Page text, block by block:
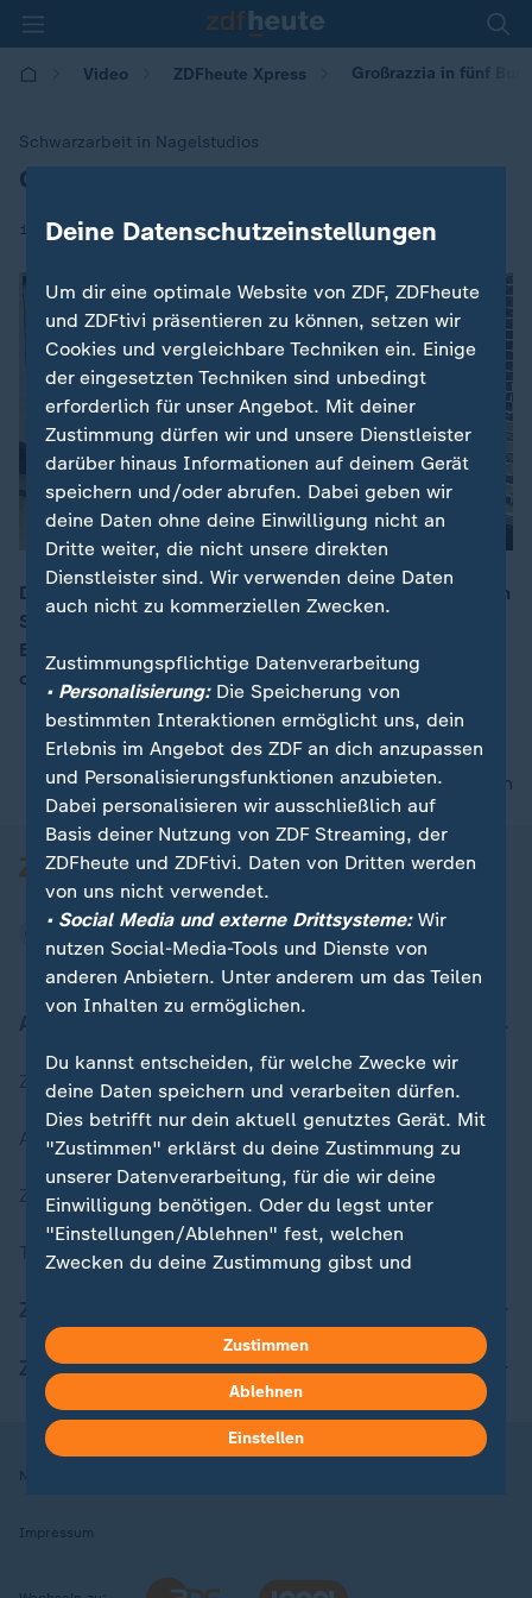
Video ZDFheute Xpress Großrazzia in fünf
Schwarzarbeit in Nagelstudios
:
Großrazzia in fünf Bundesländern
14.01.2026 | 21:43
Die Behörden gehen in mehreren Bundesländern gegen
Schwarzarbeit in Nagelstudios vor. Ein 56-jähriger
Betreiber soll dort vietnamesische Staatsangehörige
ohne Arbeitserlaubnis beschäftigt haben.
nach oben
Zuletzt veröffentlicht
Aktuelle Sendungs-Videos
ZDFheute Stories
Themen im Überblick
ZDFheute Apps
Nutzungsbedingungen
Impressum
Deine Datenschutzeinstellungen
Um dir eine optimale Website von ZDF, ZDFheute
und ZDFtivi präsentieren zu können, setzen wir
Cookies und vergleichbare Techniken ein. Einige
der eingesetzten Techniken sind unbedingt
erforderlich für unser Angebot. Mit deiner
Zustimmung dürfen wir und unsere Dienstleister
darüber hinaus Informationen auf deinem Gerät
speichern und/oder abrufen. Dabei geben wir
deine Daten ohne deine Einwilligung nicht an
Dritte weiter, die nicht unsere direkten
Dienstleister sind. Wir verwenden deine Daten
auch nicht zu kommerziellen Zwecken.
Zustimmungspflichtige Datenverarbeitung
• Personalisierung:Die Speicherung von
bestimmten Interaktionen ermöglicht uns, dein
Erlebnis im Angebot des ZDF an dich anzupassen
und Personalisierungsfunktionen anzubieten.
Dabei personalisieren wir ausschließlich auf
Basis deiner Nutzung von ZDF Streaming, der
ZDFheute und ZDFtivi. Daten von Dritten werden
von uns nicht verwendet.
• Social Media und externe Drittsysteme:Wir
nutzen Social-Media-Tools und Dienste von
anderen Anbietern. Unter anderem um das Teilen
von Inhalten zu ermöglichen.
Du kannst entscheiden, für welche Zwecke wir
deine Daten speichern und verarbeiten dürfen.
Dies betrifft nur dein aktuell genutztes Gerät. Mit
"Zustimmen" erklärst du deine Zustimmung zu
unserer Datenverarbeitung, für die wir deine
Einwilligung benötigen. Oder du legst unter
"Einstellungen/Ablehnen" fest, welchen
Zwecken du deine Zustimmung gibst und
in deinen Einstellungen widerrufen oder ändern.
Hier findest du das Impressum.
Weitere Informationen findest du in unserer
Datenschutzerklärung.
Zustimmen
Ablehnen
Einstellen